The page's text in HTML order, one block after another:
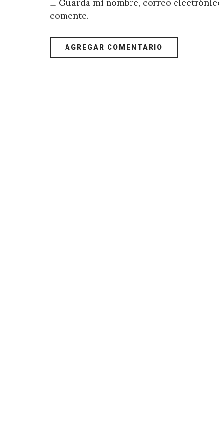
Guarda mi nombre, correo
comente.